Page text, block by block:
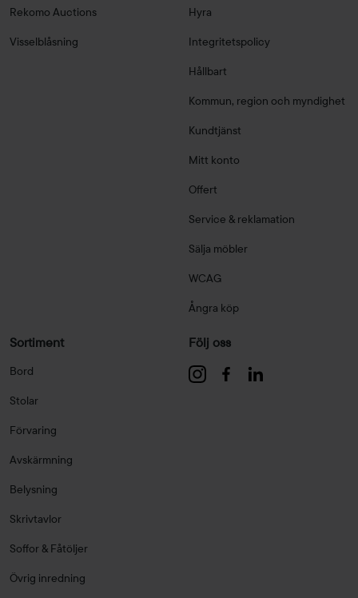
Rekomo Auctions
Visselblåsning
Hyra
Integritetspolicy
Hållbart
Kommun, region och myndighet
Kundtjänst
Mitt konto
Offert
Service & reklamation
Sälja möbler
WCAG
Ångra köp
Sortiment
Bord
Stolar
Förvaring
Avskärmning
Belysning
Skrivtavlor
Soffor & Fåtöljer
Övrig inredning
Följ oss